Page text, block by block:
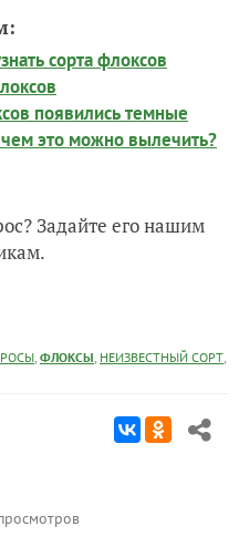
сорта флоксов
появились темные
чем это можно вылечить?
Задайте его нашим
, ФЛОКСЫ, НЕИЗВЕСТНЫЙ СОРТ,